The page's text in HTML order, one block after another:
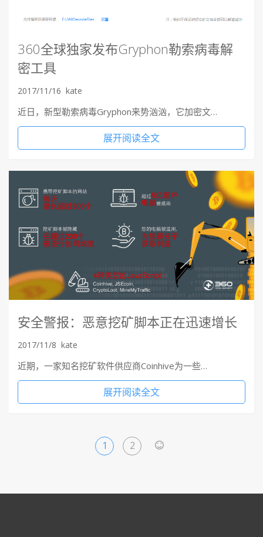
360全球独家发布Gryphon勒索病毒解
密工具
2017/11/16 kate
近日，新型勒索病毒Gryphon来势汹汹，它加密文…
展开阅读全文
安全警报：恶意挖矿脚本正在迅速增长
2017/11/8 kate
近期，一家知名挖矿软件供应商Coinhive为一些…
展开阅读全文
1 2